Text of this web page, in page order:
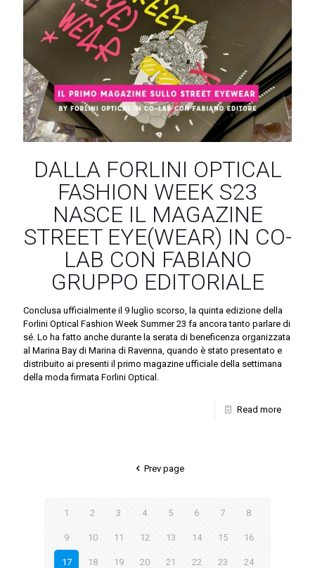
DALLA FORLINI OPTICAL
FASHION WEEK S23
NASCE IL MAGAZINE
STREET EYE(WEAR) IN CO-
LAB CON FABIANO
GRUPPO EDITORIALE
Conclusa ufficialmente il 9 luglio scorso, la quinta edizione della
Forlini Optical Fashion Week Summer 23 fa ancora tanto parlare di
sé. Lo ha fatto anche durante la serata di beneficenza organizzata
al Marina Bay di Marina di Ravenna, quando è stato presentato e
distribuito ai presenti il primo magazine ufficiale della settimana
della moda firmata Forlini Optical.
Read more
Prev page
1 2 3 4 5 6 7 8
9 10 11 12 13 14 15 16
17 18 19 20 21 22 23 24